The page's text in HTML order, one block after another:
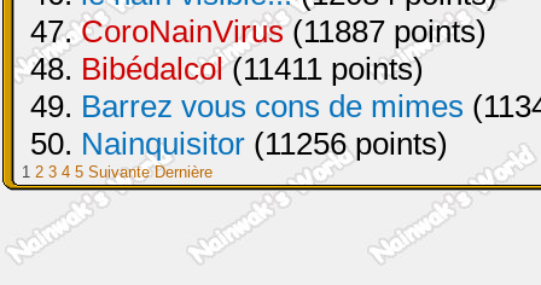
47.CoroNainVirus(11887 points)
48. Bibédalcol(11411 points)
49. Barrez vous cons de mimes
50. Nainquisitor (11256 points)
1 2 3 4 5 Suivante Dernière